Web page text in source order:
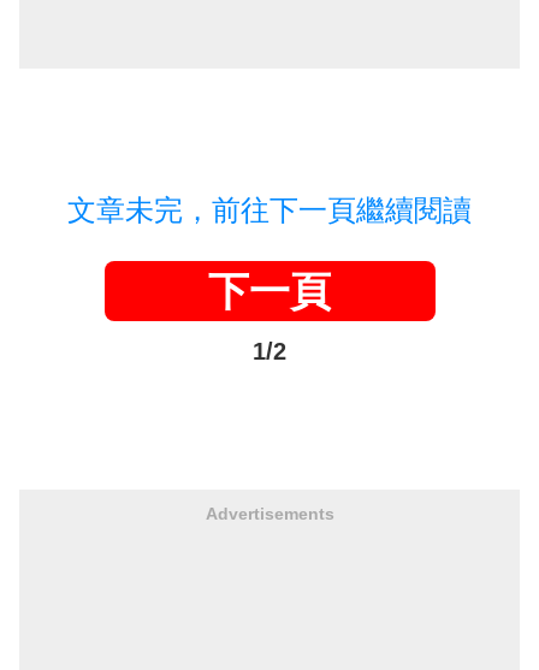
文章未完，前往下一頁繼續閱讀
下一頁
1/2
Advertisements